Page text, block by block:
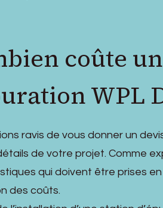
coûte
WPL
ravis de vous donner un
de votre projet. Comme
qui doivent être prises
des coûts.